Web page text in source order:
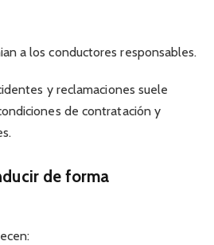
a los conductores responsables.
y reclamaciones suele
de contratación y
de forma